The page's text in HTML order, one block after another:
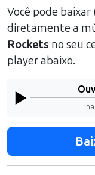
Você pode
diretamente a
Rockets no seu
player abaixo.